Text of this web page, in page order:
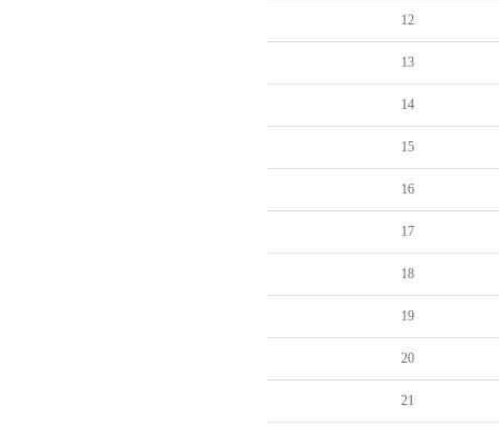
12
13
14
15
16
17
18
19
20
21